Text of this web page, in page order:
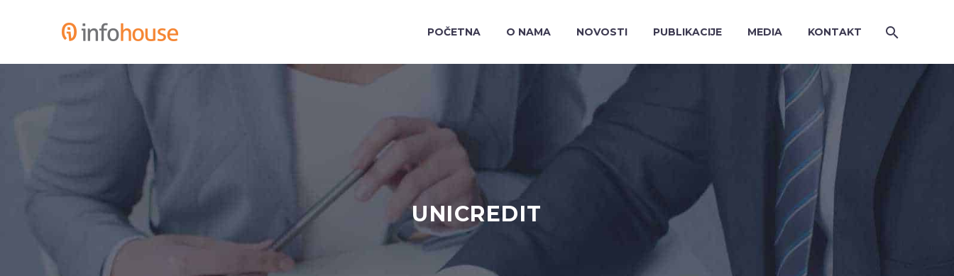
POČETNA O NAMA NOVOSTI PUBLIKACIJE MEDIA KONTAKT
UNICREDIT